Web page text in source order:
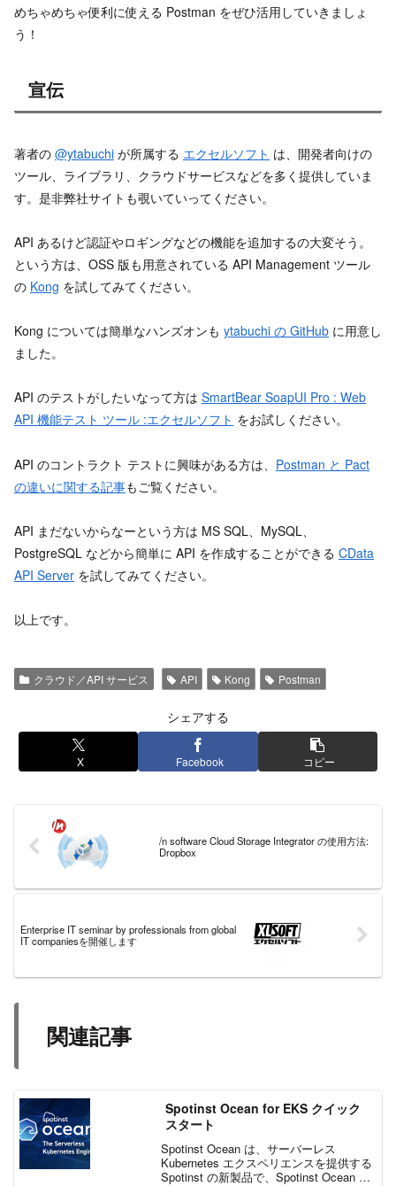
めちゃめちゃ便利に使える Postman をぜひ活用していきましょ
う！
宣伝
著者の @ytabuchi が所属する エクセルソフト は、開発者向けの
ツール、ライブラリ、クラウドサービスなどを多く提供していま
す。是非弊社サイトも覗いていってください。
API あるけど認証やロギングなどの機能を追加するの大変そう。
という方は、OSS 版も用意されている API Management ツール
の Kong を試してみてください。
Kong については簡単なハンズオンも ytabuchi の GitHub に用意し
ました。
API のテストがしたいなって方は SmartBear SoapUI Pro : Web
API 機能テスト ツール :エクセルソフト をお試しください。
API のコントラクト テストに興味がある方は、 Postman と Pact
の違いに関する記事もご覧ください。
API まだないからなーという方は MS SQL、MySQL、
PostgreSQL などから簡単に API を作成することができる CData
API Server を試してみてください。
以上です。
クラウド／API サービス API Kong Postman
シェアする
X Facebook コピー
/n software Cloud Storage Integrator の使用方法:
Dropbox
Enterprise IT seminar by professionals from global
IT companiesを開催します
関連記事
Spotinst Ocean for EKS クイック
スタート
Spotinst Ocean は、サーバーレス
Kubernetes エクスペリエンスを提供する
Spotinst の新製品で、Spotinst Ocean を